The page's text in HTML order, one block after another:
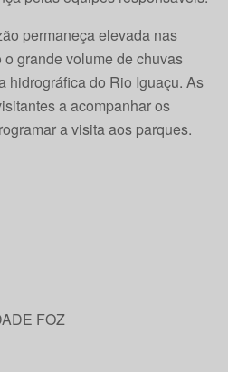
permaneça elevada nas
grande volume de chuvas
hidrográfica do Rio Iguaçu. As
a acompanhar os
a visita aos parques.
FOZ